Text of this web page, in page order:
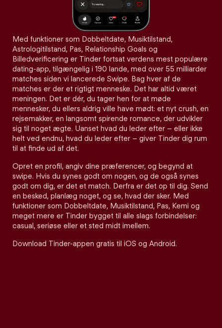
Med funktioner som Dobbeltdate, Musiktilstand,
Astrologitilstand, Pas, Relationship Goals og
Billedverificering er Tinder fortsat verdens mest populære
dating-app, tilgængelig i 190 lande, med over 55 milliarder
matches siden vi lancerede Swipe. Bag hver af de
matches er der et rigtigt menneske. Det har altid været
meningen. Det er dér, du tager hen for at møde
mennesker, du ellers aldrig ville have mødt: et nyt crush, en
rejsemakker, en langsomt spirende romance, der udvikler
sig til noget ægte. Uanset hvad du leder efter – eller ikke
helt ved endnu, hvad du leder efter – giver Tinder dig rum
til at finde ud af det.
Opret en profil, angiv dine præferencer, og begynd at
swipe. Hvis du synes godt om nogen, og de også synes
godt om dig, er det et match. Derfra er det op til dig. Send
en besked, planlæg noget, og se, hvad der sker. Med
funktioner som Dobbeltdate, Musiktilstand, Pas, Kemi og
meget mere er Tinder bygget til alle slags forbindelser:
casual, seriøse eller et sted midt imellem.
Download Tinder-appen gratis til iOS og Android.